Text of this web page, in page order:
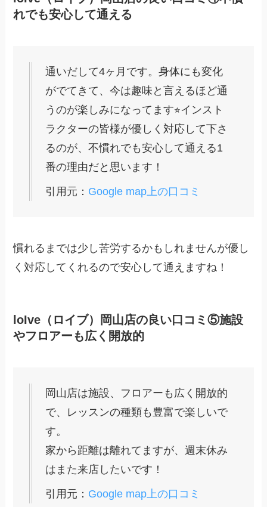
れでも安心して通える
通いだして4ヶ月です。身体にも変化
がでてきて、今は趣味と言えるほど通
うのが楽しみになってます⭐︎インスト
ラクターの皆様が優しく対応して下さ
るのが、不慣れでも安心して通える1
番の理由だと思います！
引用元： Google map上の口コミ
慣れるまでは少し苦労するかもしれませんが優し
く対応してくれるので安心して通えますね！
loIve（ロイブ）岡山店の良い口コミ⑤施設
やフロアーも広く開放的
岡山店は施設、フロアーも広く開放的
で、レッスンの種類も豊富で楽しいで
す。
家から距離は離れてますが、週末休み
はまた来店したいです！
引用元： Google map上の口コミ